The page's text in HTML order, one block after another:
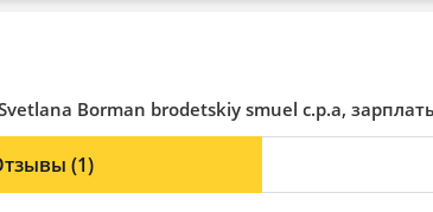
Borman brodetskiy smuel c.p.a,
(1)